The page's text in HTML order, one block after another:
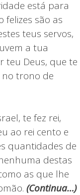
está para
felizes são as
teus servos,
a tua
teu Deus, que te
no trono de
te fez rei,
ao rei cento e
quantidades de
destas
as que lhe
(Continua…)